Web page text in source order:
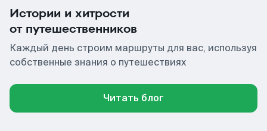
Истории и хитрости
от путешественников
Каждый день строим маршруты для вас, используя
собственные знания о путешествиях
Читать блог